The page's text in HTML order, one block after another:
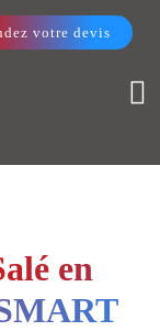
votre devis
en